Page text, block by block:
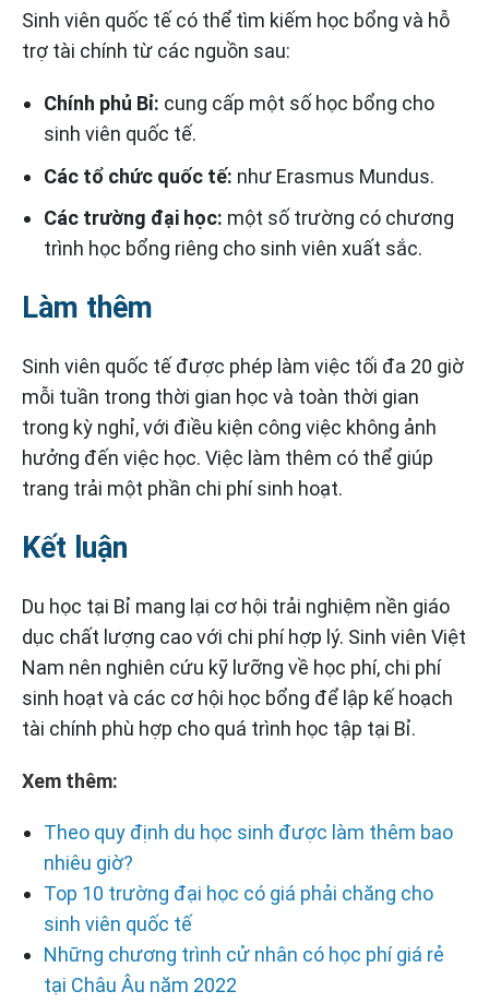
Sinh viên quốc tế có thể tìm kiếm học bổng và hỗ
trợ tài chính từ các nguồn sau:
Chính phủ Bỉ: cung cấp một số học bổng cho
sinh viên quốc tế.
Các tổ chức quốc tế: như Erasmus Mundus.
Các trường đại học: một số trường có chương
trình học bổng riêng cho sinh viên xuất sắc.
Làm thêm
Sinh viên quốc tế được phép làm việc tối đa 20 giờ
mỗi tuần trong thời gian học và toàn thời gian
trong kỳ nghỉ, với điều kiện công việc không ảnh
hưởng đến việc học. Việc làm thêm có thể giúp
trang trải một phần chi phí sinh hoạt.
Kết luận
Du học tại Bỉ mang lại cơ hội trải nghiệm nền giáo
dục chất lượng cao với chi phí hợp lý. Sinh viên Việt
Nam nên nghiên cứu kỹ lưỡng về học phí, chi phí
sinh hoạt và các cơ hội học bổng để lập kế hoạch
tài chính phù hợp cho quá trình học tập tại Bỉ.
Xem thêm:
Theo quy định du học sinh được làm thêm bao
nhiêu giờ?
Top 10 trường đại học có giá phải chăng cho
sinh viên quốc tế
Những chương trình cử nhân có học phí giá rẻ
tại Châu Âu năm 2022